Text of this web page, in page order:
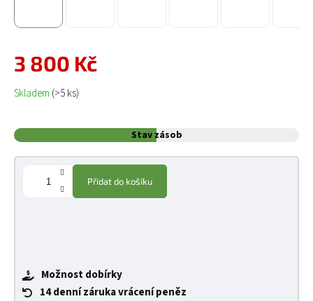
3 800 Kč
Měrná cena:
Skladem (>5 ks)
Stav zásob
Přidat do košíku
Možnost dobírky
14 denní záruka vrácení peněz